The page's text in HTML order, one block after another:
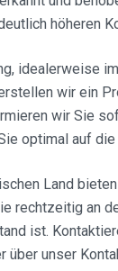
höheren
idealerweise
wir ein
wir Sie
optimal auf
Land
rechtzeitig an
ist.
unser